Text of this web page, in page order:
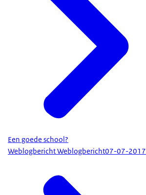
Een goede school?
Weblogbericht Weblogbericht07-07-2017